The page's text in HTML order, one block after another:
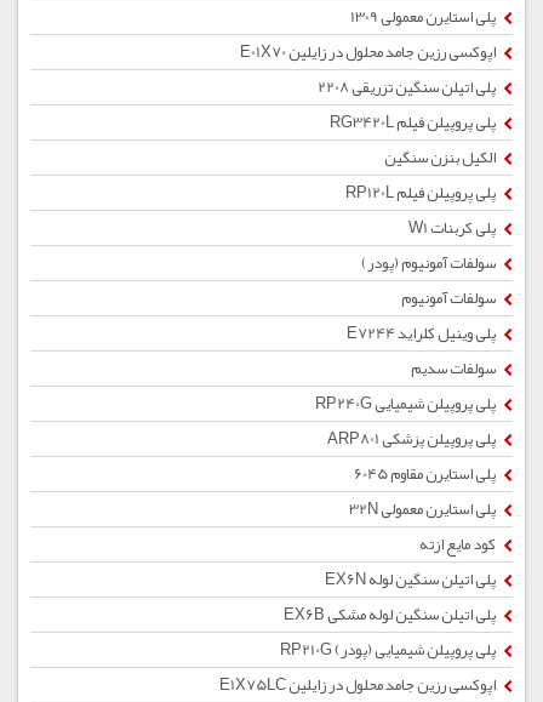
پلی استایرن معمولی 1309
اپوکسی رزین جامد محلول در زایلین E01X70
پلی اتیلن سنگین تزریقی 2208
پلی پروپیلن فیلم RG3420L
الکیل بنزن سنگین
پلی پروپیلن فیلم RP120L
پلی کربنات W1
سولفات آمونیوم (پودر)
سولفات آمونیوم
پلی وینیل کلراید E7244
سولفات سدیم
پلی پروپیلن شیمیایی RP240G
پلی پروپیلن پزشکی ARP801
پلی استایرن مقاوم 6045
پلی استایرن معمولی 32N
کود مایع ازته
پلی اتیلن سنگین لوله EX6N
پلی اتیلن سنگین لوله مشکی EX6B
پلی پروپیلن شیمیایی (پودر) RP210G
اپوکسی رزین جامد محلول در زایلین E1X75LC